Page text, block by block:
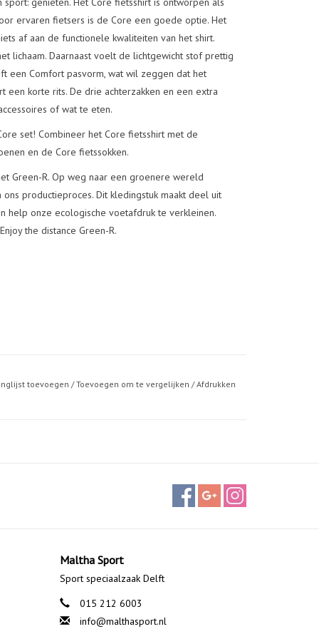
ervaren fietsers is de Core een goede optie. Het
af aan de functionele kwaliteiten van het shirt.
lichaam. Daarnaast voelt de lichtgewicht stof prettig
een Comfort pasvorm, wat wil zeggen dat het
een korte rits. De drie achterzakken en een extra
of wat te eten.
set! Combineer het Core fietsshirt met de
en de Core fietssokken.
Green-R. Op weg naar een groenere wereld
productieproces. Dit kledingstuk maakt deel uit
help onze ecologische voetafdruk te verkleinen.
the distance Green-R.
toevoegen /Toevoegen om te vergelijken /Afdrukken
Maltha Sport
Sport speciaalzaak Delft
015 212 6003
info@malthasport.nl